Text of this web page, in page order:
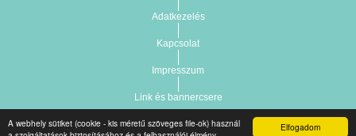
Elfogadom
A webhely sütiket (cookie - kis méretű szöveges file-ok) használ
Adatkezelés
Kapcsolat
Impresszum
Link és bannercsere
Copyright © 2021.